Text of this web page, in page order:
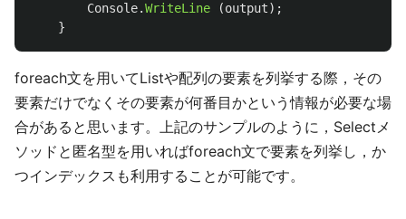
Console.WriteLine (output);
}
foreach文を用いてListや配列の要素を列挙する際，その
要素だけでなくその要素が何番目かという情報が必要な場
合があると思います。上記のサンプルのように，Selectメ
ソッドと匿名型を用いればforeach文で要素を列挙し，か
つインデックスも利用することが可能です。